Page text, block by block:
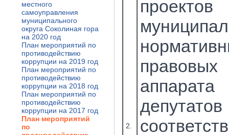
местного
самоуправления
муниципального
округа Соколиная гора
на 2020 год
План мероприятий по
противодействию
коррупции на 2019 год
План мероприятий по
противодействию
коррупции на 2018 год
План мероприятий по
противодействию
коррупции на 2017 год
План мероприятий
по
2.
проектов